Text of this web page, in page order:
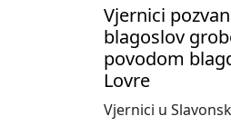
Vjernici
blagoslov
povodom
Lovre
Vjernici u